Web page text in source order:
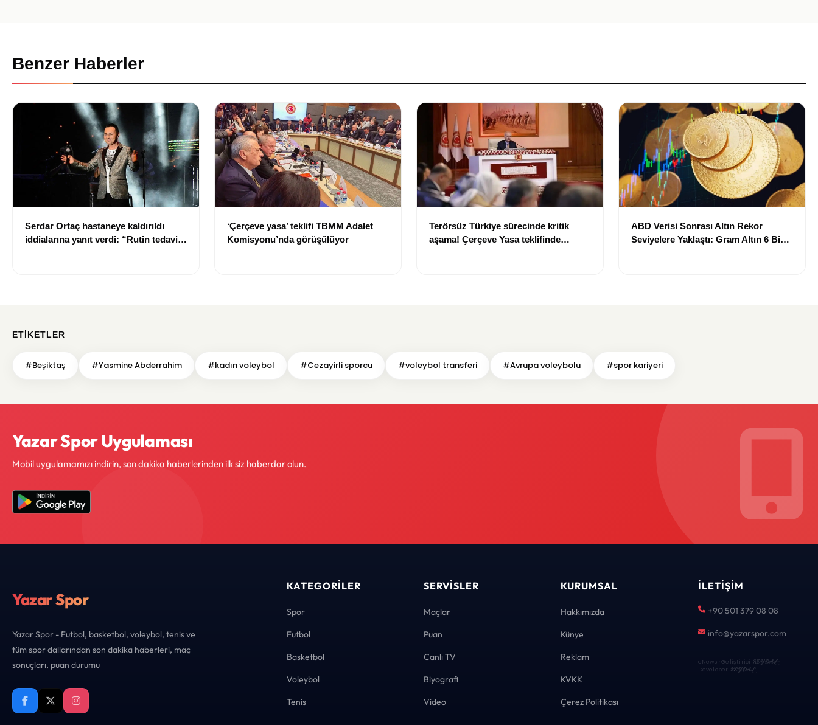
Benzer Haberler
Serdar Ortaç hastaneye kaldırıldı
iddialarına yanıt verdi: “Rutin tedavim
‘Çerçeve yasa’ teklifi TBMM Adalet
Komisyonu’nda görüşülüyor
Terörsüz Türkiye sürecinde kritik
aşama! Çerçeve Yasa teklifinde
ABD Verisi Sonrası Altın Rekor
Seviyelere Yaklaştı: Gram Altın 6 Bin
ETIKETLER
#Beşiktaş #Yasmine Abderrahim #kadın voleybol #Cezayirli sporcu #voleybol transferi #Avrupa voleybolu #spor kariyeri
Yazar Spor Uygulaması
Mobil uygulamamızı indirin, son dakika haberlerinden ilk siz haberdar olun.
Yazar Spor
Yazar Spor - Futbol, basketbol, voleybol, tenis ve
tüm spor dallarından son dakika haberleri, maç
sonuçları, puan durumu
KATEGORILER
Spor
Futbol
Basketbol
Voleybol
Tenis
SERVISLER
Maçlar
Puan
Canlı TV
Biyografi
Video
KURUMSAL
Hakkımızda
Künye
Reklam
KVKK
Çerez Politikası
İLETIŞIM
+90 501 379 08 08
info@yazarspor.com
eNews · Geliştirici KEYDAL·
Developer KEYDAL